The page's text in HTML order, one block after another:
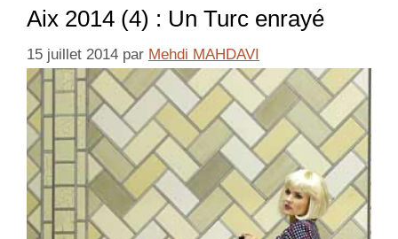
Aix 2014 (4) : Un Turc enrayé
15 juillet 2014 par Mehdi MAHDAVI